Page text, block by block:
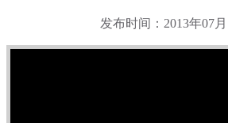
发布时间：2013年07